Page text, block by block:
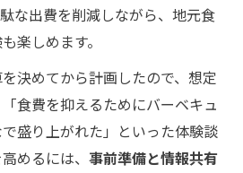
な出費を削減しながら、地元食
楽しめます。
決めてから計画したので、想定
食費を抑えるためにバーベキュ
盛り上がれた」といった体験談
めるには、 事前準備と情報共有